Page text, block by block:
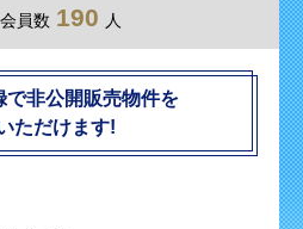
員数 190 人
で非公開販売物件を
ただけます!